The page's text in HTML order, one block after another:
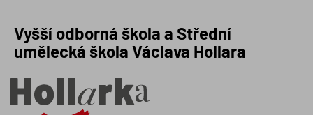
Vyšší odborná škola a Střední
umělecká škola Václava Hollara